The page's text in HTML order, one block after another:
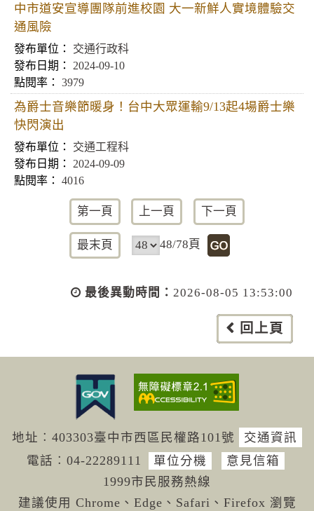
中市道安宣導團隊前進校園 大一新鮮人實境體驗交
通風險
交通行政科
2024-09-10
3979
為爵士音樂節暖身！台中大眾運輸9/13起4場爵士樂
快閃演出
交通工程科
2024-09-09
4016
第一頁 上一頁 下一頁
最末頁 48/78頁
最後異動時間： 2026-08-05 13:53:00
回上頁
地址︰403303臺中市西區民權路101號
交通資訊
電話︰04-22289111 單位分機
意見信箱
1999市民服務熱線
建議使用 Chrome、Edge、Safari、Firefox 瀏覽